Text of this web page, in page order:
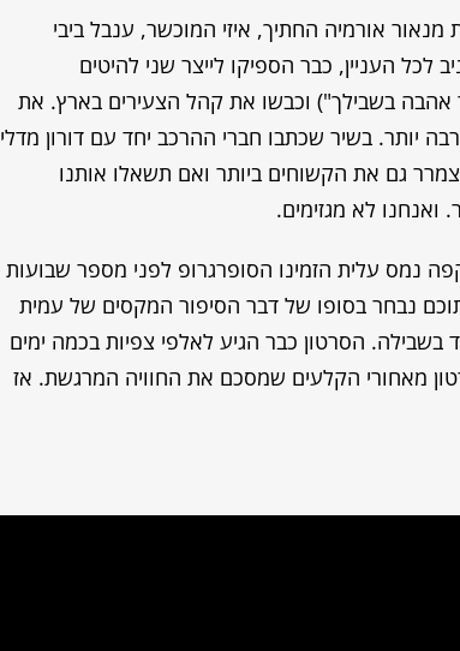
אורמיה החתיך, איזי המוכשר, ענבל ביבי
העניין, כבר הספיקו לייצר שני להיטים
אהבה בשבילך") וכבשו את קהל הצעירים בארץ. את
יותר. בשיר שכתבו חברי ההרכב יחד עם דורון מדלי
גם את הקשוחים ביותר ואם תשאלו אותנו
לא מגזימים.
נמס עלית הזמינו הסופרגרופ לפני מספר שבועות
נבחר בסופו של דבר הסיפור המקסים של עמית
בשבילה. הסרטון כבר הגיע לאלפי צפיות בכמה ימים
מאחורי הקלעים שמסכם את החוויה המרגשת. אז